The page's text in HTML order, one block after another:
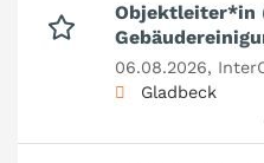
Objektleiter*in
06.08.2026,
Gladbeck